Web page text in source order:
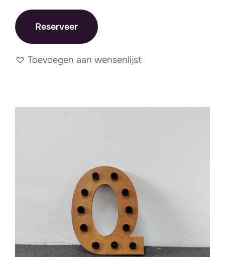
Reserveer
Toevoegen aan wensenlijst